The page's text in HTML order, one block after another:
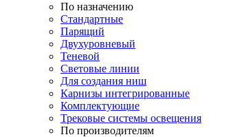
По назначению
Стандартные
Парящий
Двухуровневый
Теневой
Световые линии
Для создания ниш
Карнизы интегрированные
Комплектующие
Трековые системы освещения
По производителям